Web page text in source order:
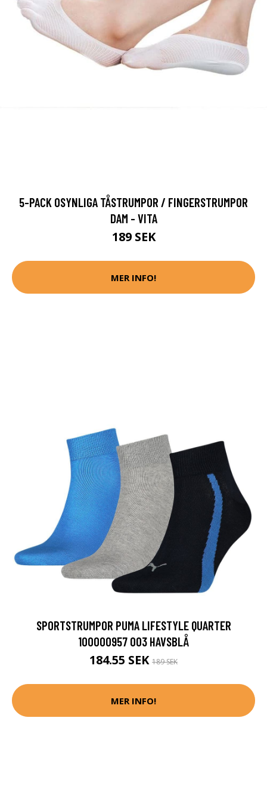
5-PACK OSYNLIGA TÅSTRUMPOR / FINGERSTRUMPOR
DAM - VITA
189 SEK
MER INFO!
SPORTSTRUMPOR PUMA LIFESTYLE QUARTER
100000957 003 HAVSBLÅ
184.55 SEK 189 SEK
MER INFO!